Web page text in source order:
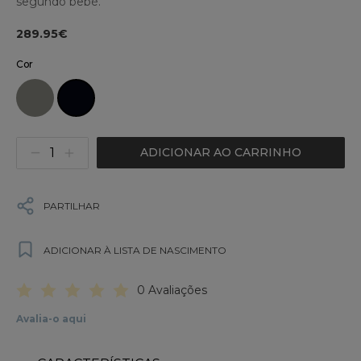
289.95€
Cor
ADICIONAR AO CARRINHO
PARTILHAR
ADICIONAR À LISTA DE NASCIMENTO
0 Avaliações
Avalia-o aqui